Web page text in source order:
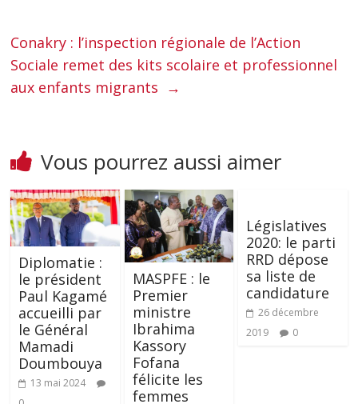
Conakry : l’inspection régionale de l’Action
Sociale remet des kits scolaire et professionnel
aux enfants migrants →
Vous pourrez aussi aimer
Diplomatie :
le président
Paul Kagamé
accueilli par
le Général
Mamadi
Doumbouya
13 mai 2024
MASPFE : le
Premier
ministre
Ibrahima
Kassory
Fofana
félicite les
femmes
Législatives
2020: le parti
RRD dépose
sa liste de
candidature
26 décembre
2019
0